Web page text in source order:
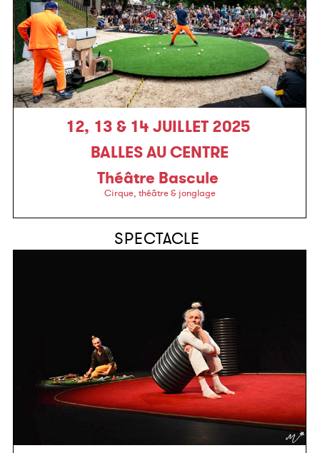
12, 13 & 14 JUILLET 2025
BALLES AU CENTRE
Théâtre Bascule
Cirque, théâtre & jonglage
SPECTACLE